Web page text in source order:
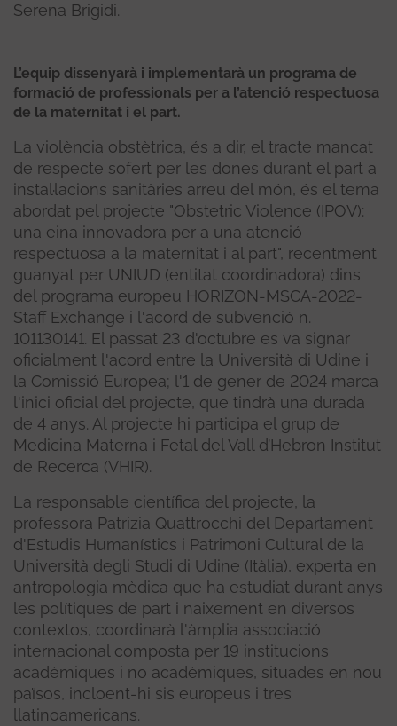
Serena Brigidi.
L’equip dissenyarà i implementarà un programa de
formació de professionals per a l’atenció respectuosa
de la maternitat i el part.
La violència obstètrica, és a dir, el tracte mancat
de respecte sofert per les dones durant el part a
instal·lacions sanitàries arreu del món, és el tema
abordat pel projecte "Obstetric Violence (IPOV):
una eina innovadora per a una atenció
respectuosa a la maternitat i al part", recentment
guanyat per UNIUD (entitat coordinadora) dins
del programa europeu HORIZON-MSCA-2022-
Staff Exchange i l'acord de subvenció n.
101130141. El passat 23 d'octubre es va signar
oficialment l'acord entre la Università di Udine i
la Comissió Europea; l'1 de gener de 2024 marca
l'inici oficial del projecte, que tindrà una durada
de 4 anys. Al projecte hi participa el grup de
Medicina Materna i Fetal del Vall d’Hebron Institut
de Recerca (VHIR).
La responsable científica del projecte, la
professora Patrizia Quattrocchi del Departament
d'Estudis Humanístics i Patrimoni Cultural de la
Università degli Studi di Udine (Itàlia), experta en
antropologia mèdica que ha estudiat durant anys
les polítiques de part i naixement en diversos
contextos, coordinarà l'àmplia associació
internacional composta per 19 institucions
acadèmiques i no acadèmiques, situades en nou
països, incloent-hi sis europeus i tres
llatinoamericans.